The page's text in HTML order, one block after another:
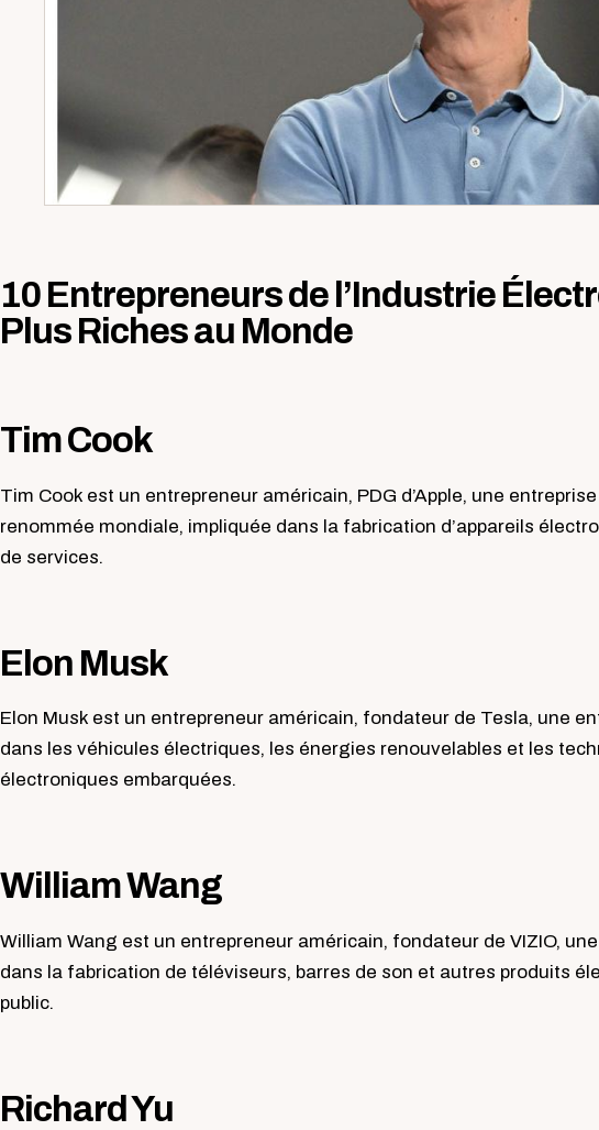
10 Entrepreneurs de l’Industrie
Plus Riches au Monde
Tim Cook
Tim Cook est un entrepreneur américain, PDG d’Apple, une
renommée mondiale, impliquée dans la fabrication d’appareils
de services.
Elon Musk
Elon Musk est un entrepreneur américain, fondateur de Tesla, une
dans les véhicules électriques, les énergies renouvelables et les
électroniques embarquées.
William Wang
William Wang est un entrepreneur américain, fondateur de VIZIO,
dans la fabrication de téléviseurs, barres de son et autres produits
public.
Richard Yu